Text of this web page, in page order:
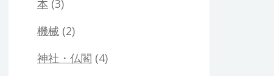
本 (3)
機械 (2)
神社・仏閣 (4)